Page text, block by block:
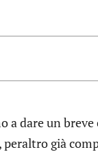
a dare un
già